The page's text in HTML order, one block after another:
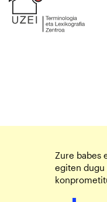
Zure babes
egiten dugu